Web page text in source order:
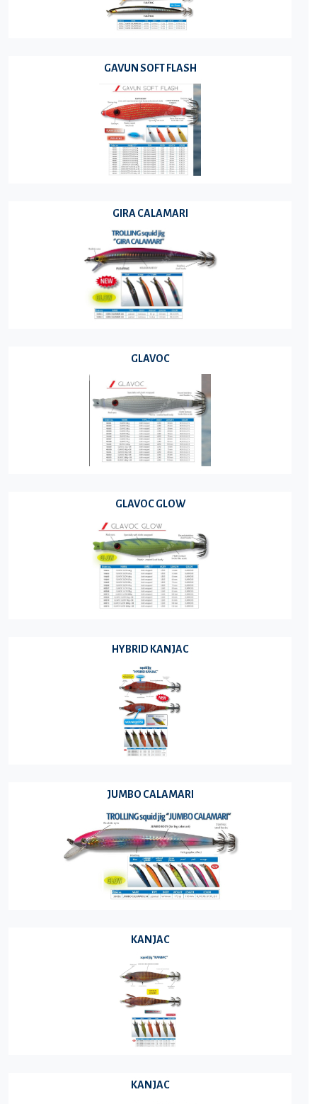
GAVUN SOFT FLASH
GIRA CALAMARI
GLAVOC
GLAVOC GLOW
HYBRID KANJAC
JUMBO CALAMARI
KANJAC
KANJAC